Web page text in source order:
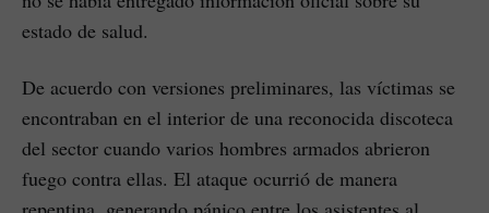
estado de salud.
De acuerdo con versiones preliminares, las víctimas se
encontraban en el interior de una reconocida discoteca
del sector cuando varios hombres armados abrieron
fuego contra ellas. El ataque ocurrió de manera